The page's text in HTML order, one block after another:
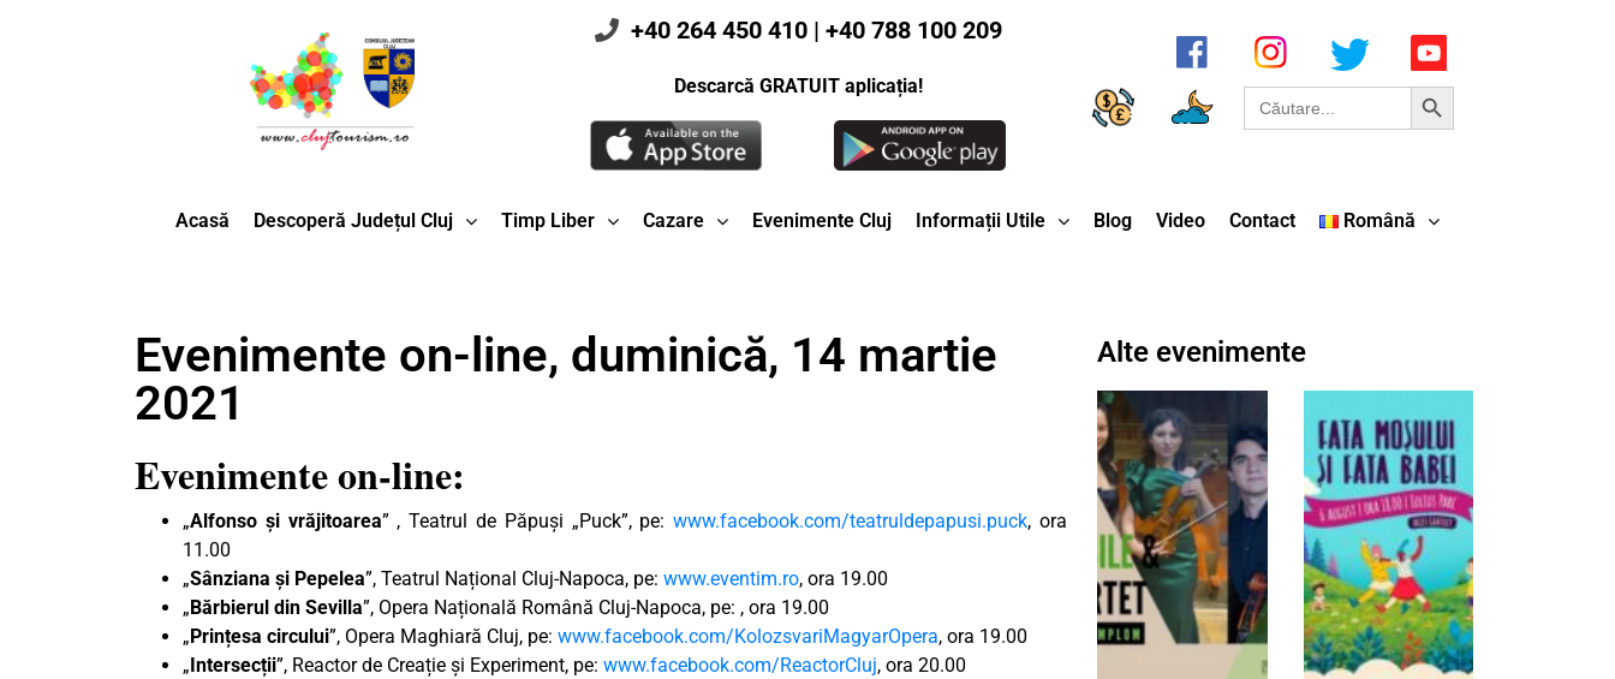
+40 264 450 410 | +40 788 100 209
Descarcă GRATUIT aplicația! Search
for:
Search Button
Acasă Descoperă Județul Cluj Timp Liber Cazare Evenimente Cluj Informații Utile Blog Video Contact Română
Evenimente on-line, duminică, 14 martie
2021
Evenimente on-line:
„Alfonso și vrăjitoarea” , Teatrul de Păpuși „Puck”, pe:www.facebook.com/teatruldepapusi.puck, ora
11.00
„Sânziana și Pepelea”, Teatrul Național Cluj-Napoca, pe: www.eventim.ro, ora 19.00
„ Bărbierul din Sevilla”, Opera Națională Română Cluj-Napoca, pe: , ora 19.00
„ Prințesa circului”, Opera Maghiară Cluj, pe: www.facebook.com/KolozsvariMagyarOpera, ora 19.00
„ Intersecții”, Reactor de Creație și Experiment, pe: www.facebook.com/ReactorCluj, ora 20.00
Alte evenimente